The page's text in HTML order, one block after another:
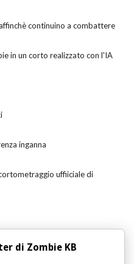
continuino a combattere
in un corto realizzato con l'IA
inganna
uffiiciale di
di Zombie KB